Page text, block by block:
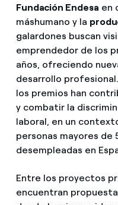
Fundación Endesa en
máshumano y la
galardones buscan
emprendedor de los
años, ofreciendo
desarrollo
los premios han
y combatir la
laboral, en un
personas mayores de
desempleadas en
Entre los proyectos
encuentran